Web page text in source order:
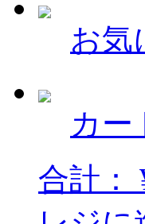
お気
カー
合計：